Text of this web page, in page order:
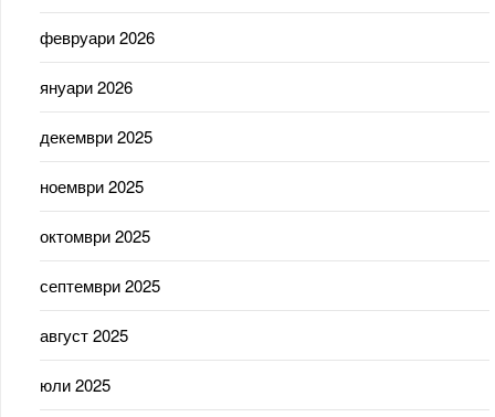
февруари 2026
януари 2026
декември 2025
ноември 2025
октомври 2025
септември 2025
август 2025
юли 2025